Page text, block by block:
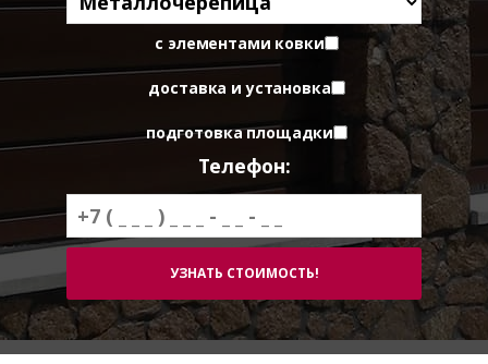
с элементами ковки
доставка и установка
подготовка площадки
Телефон: